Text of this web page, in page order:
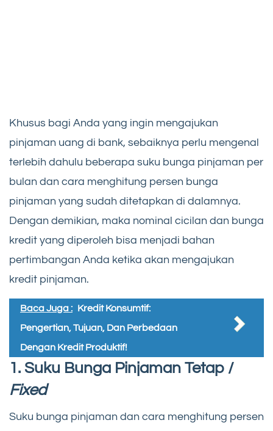
Khusus bagi Anda yang ingin mengajukan
pinjaman uang di bank, sebaiknya perlu mengenal
terlebih dahulu beberapa suku bunga pinjaman per
bulan dan cara menghitung persen bunga
pinjaman yang sudah ditetapkan di dalamnya.
Dengan demikian, maka nominal cicilan dan bunga
kredit yang diperoleh bisa menjadi bahan
pertimbangan Anda ketika akan mengajukan
kredit pinjaman.
Baca Juga : Kredit Konsumtif:
Pengertian, Tujuan, Dan Perbedaan
Dengan Kredit Produktif!
1. Suku Bunga Pinjaman Tetap /
Fixed
Suku bunga pinjaman dan cara menghitung persen